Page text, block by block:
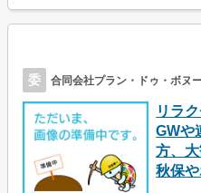
委 合同会社プラン・ドゥ・ボヌ
リラ
GWや
方、
秋保